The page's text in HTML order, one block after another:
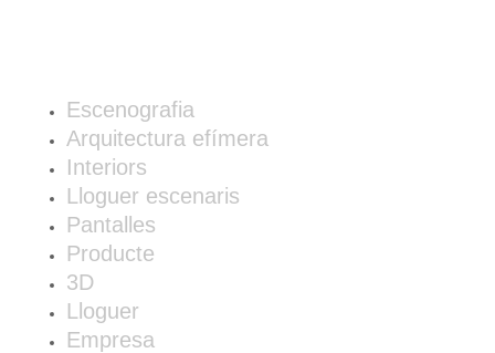
Escenografia
Arquitectura efímera
Interiors
Lloguer escenaris
Pantalles
Producte
3D
Lloguer
Empresa